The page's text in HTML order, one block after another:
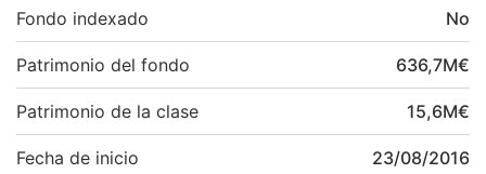
Fondo indexado No
Patrimonio del fondo 636,7M€
Patrimonio de la clase 15,6M€
Fecha de inicio 23/08/2016